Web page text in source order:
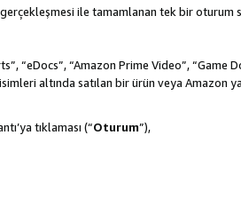
ile tamamlanan tek bir oturum
“eDocs”, “Amazon Prime Video”, “Game
altında satılan bir ürün veya Amazon
tıklaması (“Oturum”),